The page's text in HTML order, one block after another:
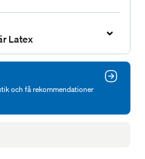
Latex
och få rekommendationer